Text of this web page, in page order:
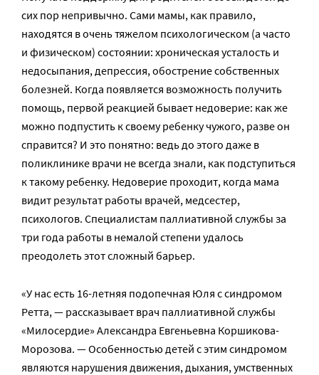
сих пор непривычно. Сами мамы, как правило,
находятся в очень тяжелом психологическом (а часто
и физическом) состоянии: хроническая усталость и
недосыпания, депрессия, обострение собственных
болезней. Когда появляется возможность получить
помощь, первой реакцией бывает недоверие: как же
можно подпустить к своему ребенку чужого, разве он
справится? И это понятно: ведь до этого даже в
поликлинике врачи не всегда знали, как подступиться
к такому ребенку. Недоверие проходит, когда мама
видит результат работы врачей, медсестер,
психологов. Специалистам паллиативной службы за
три года работы в немалой степени удалось
преодолеть этот сложный барьер.
«У нас есть 16-летняя подопечная Юля с синдромом
Ретта, — рассказывает врач паллиативной службы
«Милосердие» Александра Евгеньевна Коршикова-
Морозова. — Особенностью детей с этим синдромом
являются нарушения движения, дыхания, умственных